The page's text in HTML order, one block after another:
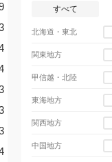
すべて
北海道・東北
関東地方
甲信越・北陸
東海地方
関西地方
中国地方